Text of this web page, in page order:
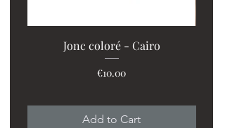
Jonc coloré - Cairo
Price
€10.00
Add to Cart